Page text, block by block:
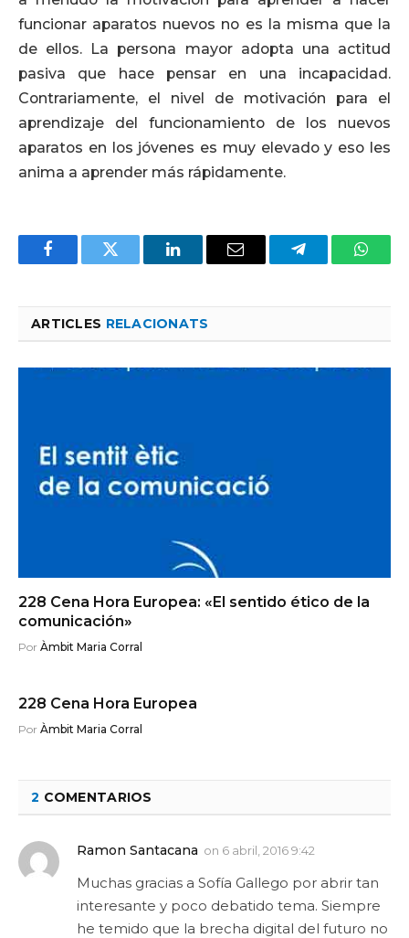
funcionar aparatos nuevos no es la misma que la
de ellos. La persona mayor adopta una actitud
pasiva que hace pensar en una incapacidad.
Contrariamente, el nivel de motivación para el
aprendizaje del funcionamiento de los nuevos
aparatos en los jóvenes es muy elevado y eso les
anima a aprender más rápidamente.
FacebookTwitter LinkedInEmail Telegram
ARTICLES RELACIONATS
228 Cena Hora Europea: «El sentido ético de la
comunicación»
Por Àmbit Maria Corral
228 Cena Hora Europea
Por Àmbit Maria Corral
2 COMENTARIOS
Ramon Santacana on 6 abril, 2016 9:42
Muchas gracias a Sofía Gallego por abrir tan
interesante y poco debatido tema. Siempre
he temido que la brecha digital del futuro no